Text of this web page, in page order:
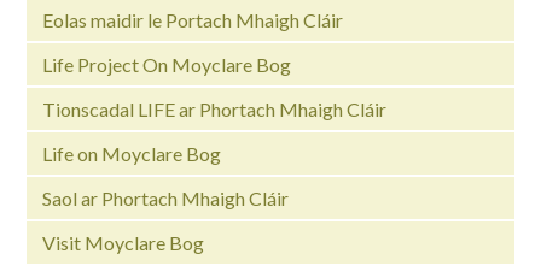
Eolas maidir le Portach Mhaigh Cláir
Life Project On Moyclare Bog
Tionscadal LIFE ar Phortach Mhaigh Cláir
Life on Moyclare Bog
Saol ar Phortach Mhaigh Cláir
Visit Moyclare Bog